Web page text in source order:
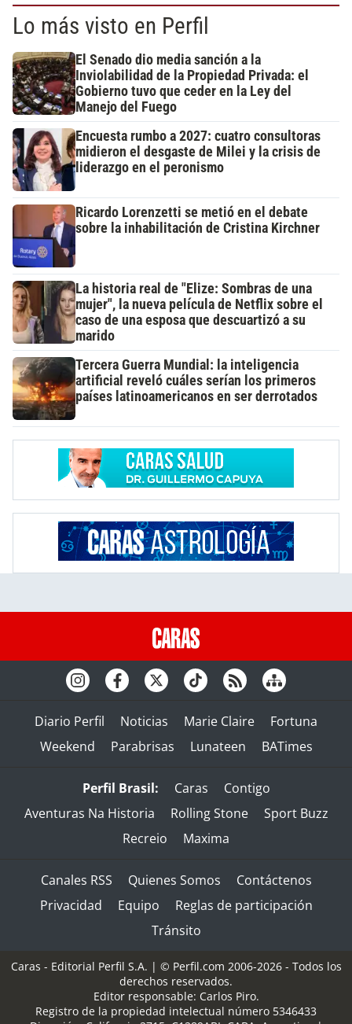
Lo más visto en Perfil
El Senado dio media sanción a la
Inviolabilidad de la Propiedad Privada: el
Gobierno tuvo que ceder en la Ley del
Manejo del Fuego
Encuesta rumbo a 2027: cuatro consultoras
midieron el desgaste de Milei y la crisis de
liderazgo en el peronismo
Ricardo Lorenzetti se metió en el debate
sobre la inhabilitación de Cristina Kirchner
La historia real de "Elize: Sombras de una
mujer", la nueva película de Netflix sobre el
caso de una esposa que descuartizó a su
marido
Tercera Guerra Mundial: la inteligencia
artificial reveló cuáles serían los primeros
países latinoamericanos en ser derrotados
Diario Perfil Noticias Marie Claire
Fortuna
Weekend
Parabrisas Lunateen BATimes
Perfil Brasil: Caras
Contigo
Aventuras Na Historia
Rolling Stone
Sport Buzz
Recreio
Maxima
Canales RSS Quienes Somos
Contáctenos
Privacidad
Equipo
Reglas de participación
Tránsito
Caras - Editorial Perfil S.A. | © Perfil.com 2006-2026 - Todos los
derechos reservados.
Editor responsable: Carlos Piro.
Registro de la propiedad intelectual número 5346433